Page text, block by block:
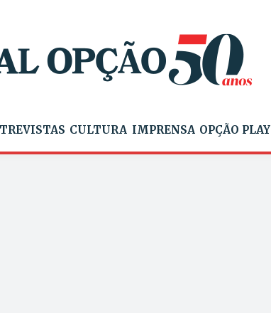
CULTURA IMPRENSA OPÇÃO PLAY